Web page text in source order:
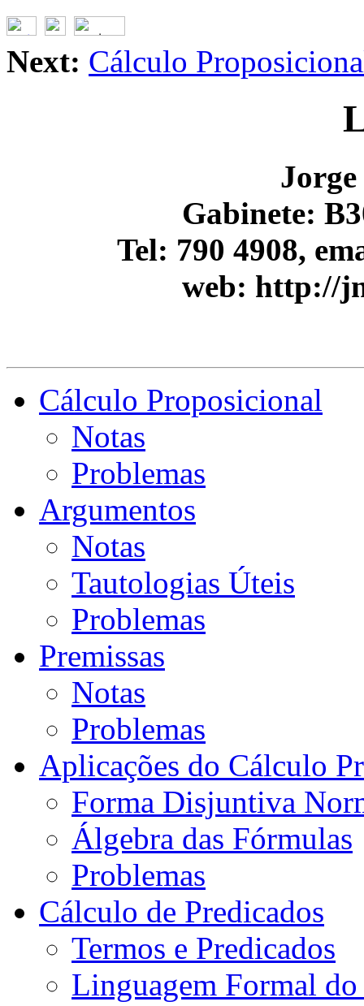
Next: Cálculo
Gabinete:
Tel: 790 4908,
web: http://
Cálculo Proposicional
Notas
Problemas
Argumentos
Notas
Tautologias Úteis
Problemas
Premissas
Notas
Problemas
Aplicações do Cálculo
Forma Disjuntiva
Álgebra das Fórmulas
Problemas
Cálculo de Predicados
Termos e Predicados
Linguagem Formal